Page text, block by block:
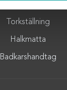
Torkställning
Halkmatta
Badkarshandtag